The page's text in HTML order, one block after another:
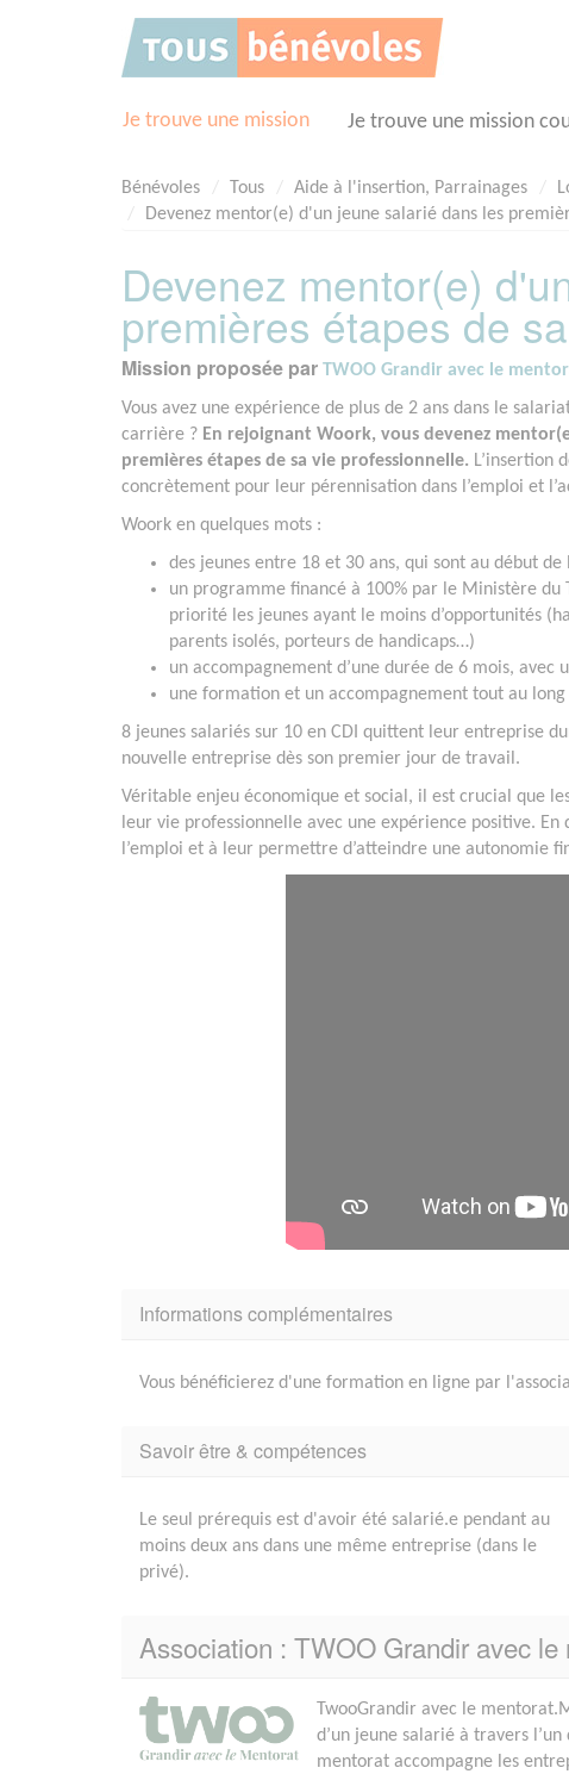
Je trouve une mission Je trouve une mission
Bénévoles Tous Aide à l'insertion, Parrainages
Devenez mentor(e) d'un jeune salarié dans les
Devenez mentor(e)
premières étapes de
Mission proposée par TWOO Grandir avec le
Vous avez une expérience de plus de 2 ans dans le
carrière ? En rejoignant Woork, vous devenez
premières étapes de sa vie professionnelle. L’insertion
concrètement pour leur pérennisation dans l’emploi et
Woork en quelques mots :
des jeunes entre 18 et 30 ans, qui sont au début
un programme financé à 100% par le Ministère du
priorité les jeunes ayant le moins d’opportunités
parents isolés, porteurs de handicaps…)
un accompagnement d’une durée de 6 mois, avec
une formation et un accompagnement tout au
8 jeunes salariés sur 10 en CDI quittent leur entreprise
nouvelle entreprise dès son premier jour de travail.
Véritable enjeu économique et social, il est crucial que
leur vie professionnelle avec une expérience positive.
l’emploi et à leur permettre d’atteindre une autonomie
Informations complémentaires
Vous bénéficierez d'une formation en ligne par
Savoir être & compétences
Le seul prérequis est d'avoir été salarié.e pendant au
moins deux ans dans une même entreprise (dans le
privé).
Association : TWOO Grandir avec
TwooGrandir avec le
d’un jeune salarié à travers
mentorat accompagne les